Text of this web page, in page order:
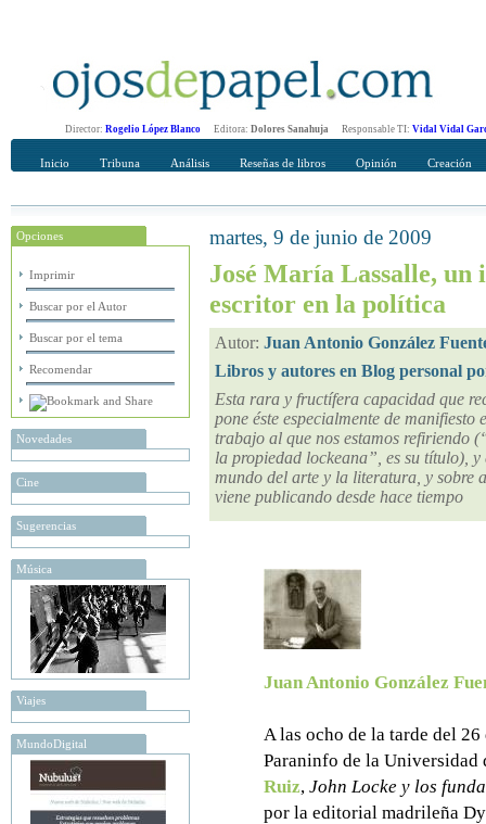
Director: Rogelio López Blanco Editora: Dolores Sanahuja Responsable TI: Vidal Vidal
Inicio Tribuna Análisis Reseñas de libros Opinión Creación
Opciones
Imprimir
Buscar por el Autor
Buscar por el tema
Recomendar
Novedades
Cine
Sugerencias
Música
Viajes
MundoDigital
Recomendar
martes, 9 de junio de 2009
José María Lassalle, un
escritor en la política
Autor: Juan Antonio González
Libros y autores en Blog personal
Esta rara y fructífera capacidad que
pone éste especialmente de
trabajo al que nos estamos refiriendo
la propiedad lockeana”, es su título),
mundo del arte y la literatura, y sobre
viene publicando desde hace tiempo
Juan Antonio González
A las ocho de la tarde del
Paraninfo de la
Ruiz, John Locke y los
por la editorial madrileña